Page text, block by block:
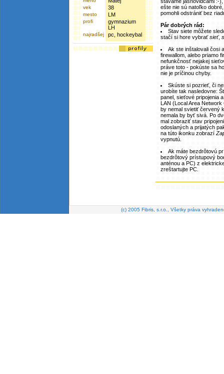
vek 38
mesto LM
profi
gymnazium
LH
najradšej pc, hockeybal
ešte nie sú natoľko
pomohli odstrániť bez
Pár dobrých rád:
Stav siete môžete
stačí si hore vybraťsieť,
Ak ste inštalovali čosi
firewallom, alebo priamo
nefunkčnosť nejakej
práve toto - pokúste sa
nie je príčinou chyby.
Skúste si pozrieť, či
urobíte tak nasledovne:
panel, sieťové pripojenia
LAN (Local Area
by nemal svietiť červený
nemala by byť sivá. Po
mal zobraziť stav
odoslaných a prijatých
na túto ikonku zobrazí
vypnutú.
Ak máte bezdrôtovú
bezdrôtový prístupový
anténou a PC) z
zreštartujte PC.
(c) 2005 Fibris, s.r.o., Všetky práva